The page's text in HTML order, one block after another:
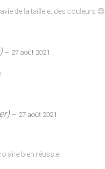
de la taille et des couleurs 😊
– 27 août 2021
– 27 août 2021
bien réussie.